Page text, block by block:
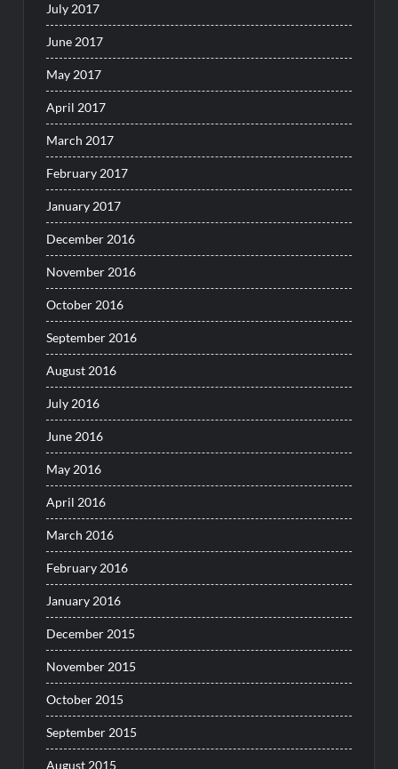
July 2017
June 2017
May 2017
April 2017
March 2017
February 2017
January 2017
December 2016
November 2016
October 2016
September 2016
August 2016
July 2016
June 2016
May 2016
April 2016
March 2016
February 2016
January 2016
December 2015
November 2015
October 2015
September 2015
August 2015